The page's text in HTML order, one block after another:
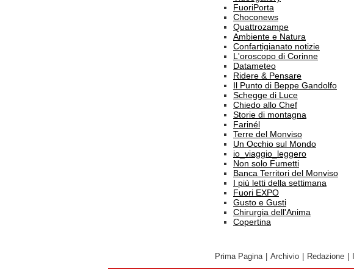
FuoriPorta
Choconews
Quattrozampe
Ambiente e Natura
Confartigianato notizie
L'oroscopo di Corinne
Datameteo
Ridere & Pensare
Il Punto di Beppe Gandolfo
Schegge di Luce
Chiedo allo Chef
Storie di montagna
Farinél
Terre del Monviso
Un Occhio sul Mondo
io_viaggio_leggero
Non solo Fumetti
Banca Territori del Monviso
I più letti della settimana
Fuori EXPO
Gusto e Gusti
Chirurgia dell'Anima
Copertina
Prima Pagina Archivio Redazione